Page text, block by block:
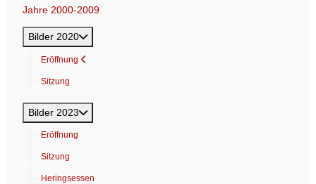
Jahre 2000-2009
Bilder 2020
Eröffnung
Sitzung
Bilder 2023
Eröffnung
Sitzung
Heringsessen